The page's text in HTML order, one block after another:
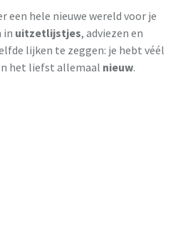
een hele nieuwe wereld voor je
in uitzetlijstjes, adviezen en
lijken te zeggen: je hebt véél
het liefst allemaal nieuw.